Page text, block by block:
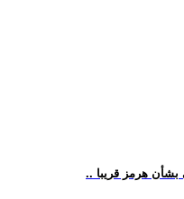
بشأن هرمز قريبا